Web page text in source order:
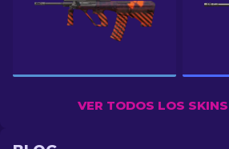
VER TODOS LOS